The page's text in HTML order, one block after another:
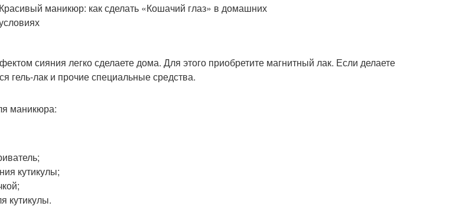
сияния легко сделаете дома. Для этого приобретите магнитный лак. Если делаете
гель-лак и прочие специальные средства.
маникюра:
кутикулы;
кутикулы.